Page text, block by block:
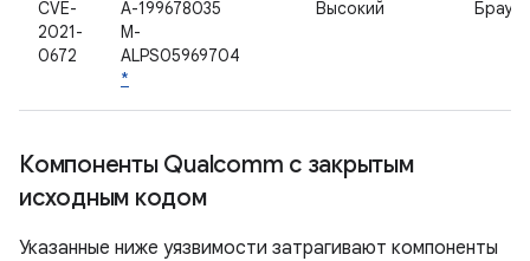
CVE-
2021-
0672
A-199678035
M-
ALPS05969704
*
Высокий
Компоненты Qualcomm с закрытым
исходным кодом
Указанные ниже уязвимости затрагивают компоненты